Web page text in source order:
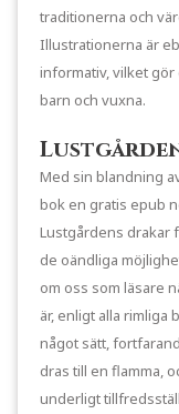
traditionerna och
Illustrationerna är
informativ, vilket
barn och vuxna.
Med sin blandning
bok en gratis epub
Lustgårdens drakar
de oändliga
om oss som läsare
är, enligt alla rimliga
något sätt,
dras till en flamma,
underligt